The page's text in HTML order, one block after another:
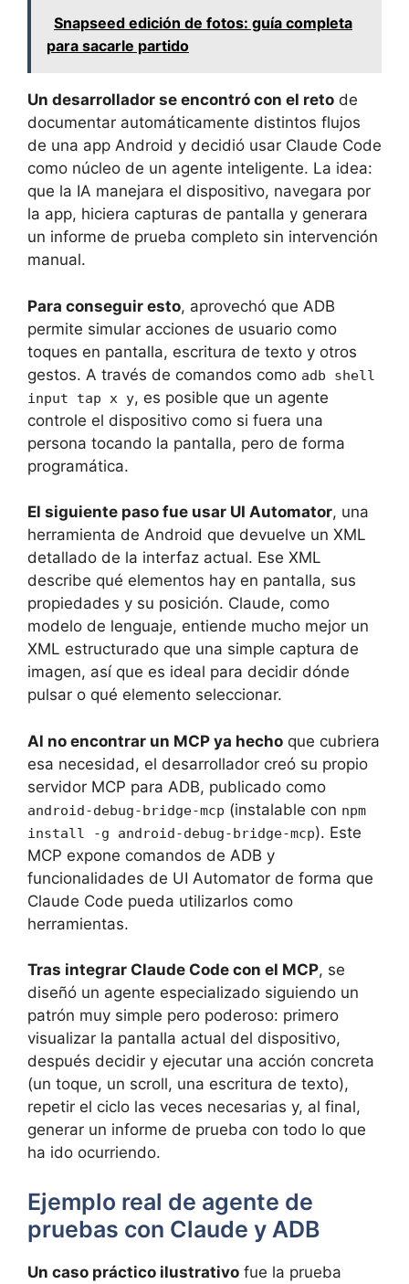
Snapseed edición de fotos: guía completa
para sacarle partido
Un desarrollador se encontró con el reto de
documentar automáticamente distintos flujos
de una app Android y decidió usar Claude Code
como núcleo de un agente inteligente. La idea:
que la IA manejara el dispositivo, navegara por
la app, hiciera capturas de pantalla y generara
un informe de prueba completo sin intervención
manual.
Para conseguir esto, aprovechó que ADB
permite simular acciones de usuario como
toques en pantalla, escritura de texto y otros
gestos. A través de comandos como adb shell
input tap x y, es posible que un agente
controle el dispositivo como si fuera una
persona tocando la pantalla, pero de forma
programática.
El siguiente paso fue usar UI Automator, una
herramienta de Android que devuelve un XML
detallado de la interfaz actual. Ese XML
describe qué elementos hay en pantalla, sus
propiedades y su posición. Claude, como
modelo de lenguaje, entiende mucho mejor un
XML estructurado que una simple captura de
imagen, así que es ideal para decidir dónde
pulsar o qué elemento seleccionar.
Al no encontrar un MCP ya hecho que cubriera
esa necesidad, el desarrollador creó su propio
servidor MCP para ADB, publicado como
android-debug-bridge-mcp (instalable con npm
install -g android-debug-bridge-mcp). Este
MCP expone comandos de ADB y
funcionalidades de UI Automator de forma que
Claude Code pueda utilizarlos como
herramientas.
Tras integrar Claude Code con el MCP, se
diseñó un agente especializado siguiendo un
patrón muy simple pero poderoso: primero
visualizar la pantalla actual del dispositivo,
después decidir y ejecutar una acción concreta
(un toque, un scroll, una escritura de texto),
repetir el ciclo las veces necesarias y, al final,
generar un informe de prueba con todo lo que
ha ido ocurriendo.
Ejemplo real de agente de
pruebas con Claude y ADB
Un caso práctico ilustrativo fue la prueba